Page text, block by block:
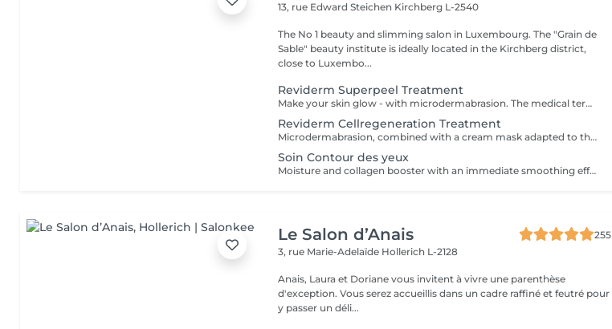
13, rue Edward Steichen Kirchberg L-2540
The No 1 beauty and slimming salon in Luxembourg. The "Grain de
Sable" beauty institute is ideally located in the Kirchberg district,
close to Luxembo...
Reviderm Superpeel Treatment
Make your skin glow - with microdermabrasion. The medical term refers to an efficient intensive peeling with microcrystals. The completely painless procedure visibly refines your pores - for a smooth and delicate skin texture.
Reviderm Cellregeneration Treatment
Microdermabrasion, combined with a cream mask adapted to the skin's needs.
Soin Contour des yeux
Moisture and collagen booster with an immediate smoothing effect.
Le Salon d’Anais
255
3, rue Marie-Adelaïde Hollerich L-2128
Anais, Laura et Doriane vous invitent à vivre une parenthèse
d'exception. Vous serez accueillis dans un cadre raffiné et feutré pour
y passer un déli...